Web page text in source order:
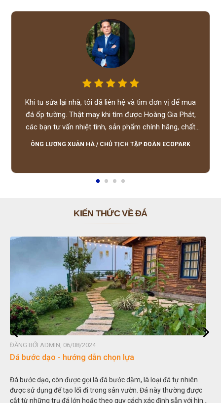
Khi tu sửa lại nhà, tôi đã liên hệ và tìm đơn vị để mua
đá ốp tường. Thật may khi tìm được Hoàng Gia Phát,
các bạn tư vấn nhiệt tình, sản phẩm chính hãng, chất
lượng tốt, giá hợp lý, hỗ trợ tận tình.
ÔNG LƯƠNG XUÂN HÀ / CHỦ TỊCH TẬP ĐOÀN ECOPARK
KIẾN THỨC VỀ ĐÁ
BỞI ADMIN, 06/08/2024
bước dạo - hướng dẫn chọn lựa
bước dạo, còn được gọi là đá bước dặm, là loại đá tự nhiên
sử dụng để tạo lối đi trong sân vườn. Đá này thường được
từ những trụ đá lớn hoặc theo quy cách xác định sẵn với hình